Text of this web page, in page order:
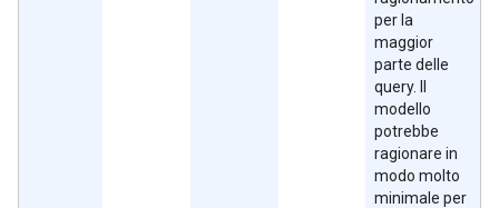
per la
maggior
parte delle
query. Il
modello
potrebbe
ragionare in
modo molto
minimale per